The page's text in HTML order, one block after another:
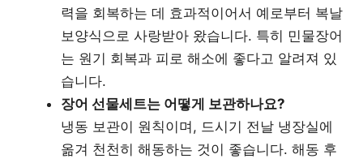
력을 회복하는 데 효과적이어서 예로부터 복날
보양식으로 사랑받아 왔습니다. 특히 민물장어
는 원기 회복과 피로 해소에 좋다고 알려져 있
습니다.
장어 선물세트는 어떻게 보관하나요?
냉동 보관이 원칙이며, 드시기 전날 냉장실에
옮겨 천천히 해동하는 것이 좋습니다. 해동 후